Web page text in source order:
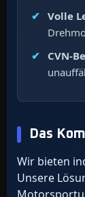
Volle
CVN-
Das
Wir bieten
Unsere